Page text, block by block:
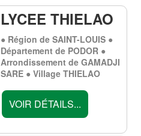
LYCEE THIELAO
● Région de SAINT-LOUIS ●
Département de PODOR ●
Arrondissement de GAMADJI
SARE ● Village THIELAO
VOIR DÉTAILS...